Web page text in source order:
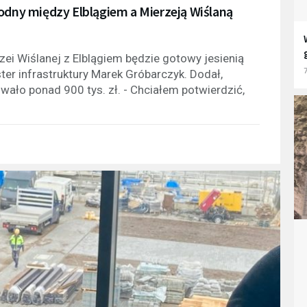
między Elblągiem a Mierzeją Wiślaną
Wiślanej z Elblągiem będzie gotowy jesienią
infrastruktury Marek Gróbarczyk. Dodał,
ponad 900 tys. zł. - Chciałem potwierdzić,